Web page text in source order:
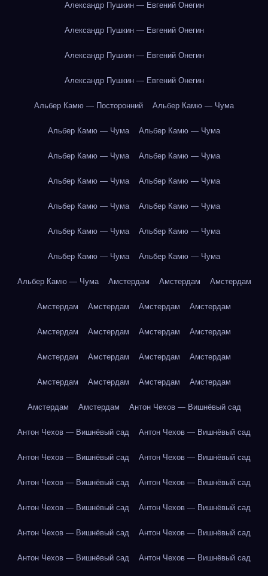
Александр Пушкин — Евгений Онегин
Александр Пушкин — Евгений Онегин
Александр Пушкин — Евгений Онегин
Александр Пушкин — Евгений Онегин
Альбер Камю — Посторонний Альбер Камю — Чума
Альбер Камю — Чума Альбер Камю — Чума
Альбер Камю — Чума Альбер Камю — Чума
Альбер Камю — Чума Альбер Камю — Чума
Альбер Камю — Чума Альбер Камю — Чума
Альбер Камю — Чума Альбер Камю — Чума
Альбер Камю — Чума Альбер Камю — Чума
Альбер Камю — Чума Амстердам Амстердам Амстердам
Амстердам Амстердам Амстердам Амстердам
Амстердам Амстердам Амстердам Амстердам
Амстердам Амстердам Амстердам Амстердам
Амстердам Амстердам Амстердам Амстердам
Амстердам Амстердам Антон Чехов — Вишнёвый сад
Антон Чехов — Вишнёвый сад Антон Чехов — Вишнёвый сад
Антон Чехов — Вишнёвый сад Антон Чехов — Вишнёвый сад
Антон Чехов — Вишнёвый сад Антон Чехов — Вишнёвый сад
Антон Чехов — Вишнёвый сад Антон Чехов — Вишнёвый сад
Антон Чехов — Вишнёвый сад Антон Чехов — Вишнёвый сад
Антон Чехов — Вишнёвый сад Антон Чехов — Вишнёвый сад